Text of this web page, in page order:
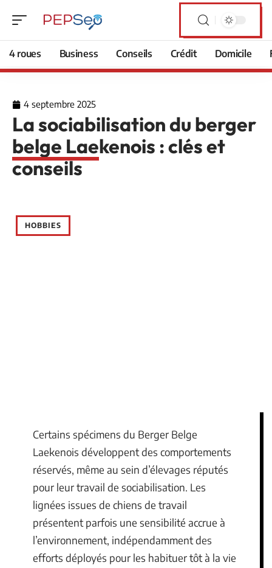
4 roues Business Conseils Crédit Domicile
4 septembre 2025
La sociabilisation du berger
belge Laekenois : clés et
conseils
HOBBIES
Certains spécimens du Berger Belge
Laekenois développent des comportements
réservés, même au sein d’élevages réputés
pour leur travail de sociabilisation. Les
lignées issues de chiens de travail
présentent parfois une sensibilité accrue à
l’environnement, indépendamment des
efforts déployés pour les habituer tôt à la vie